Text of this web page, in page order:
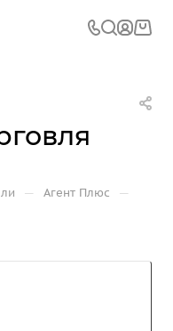
— Агент Плюс —